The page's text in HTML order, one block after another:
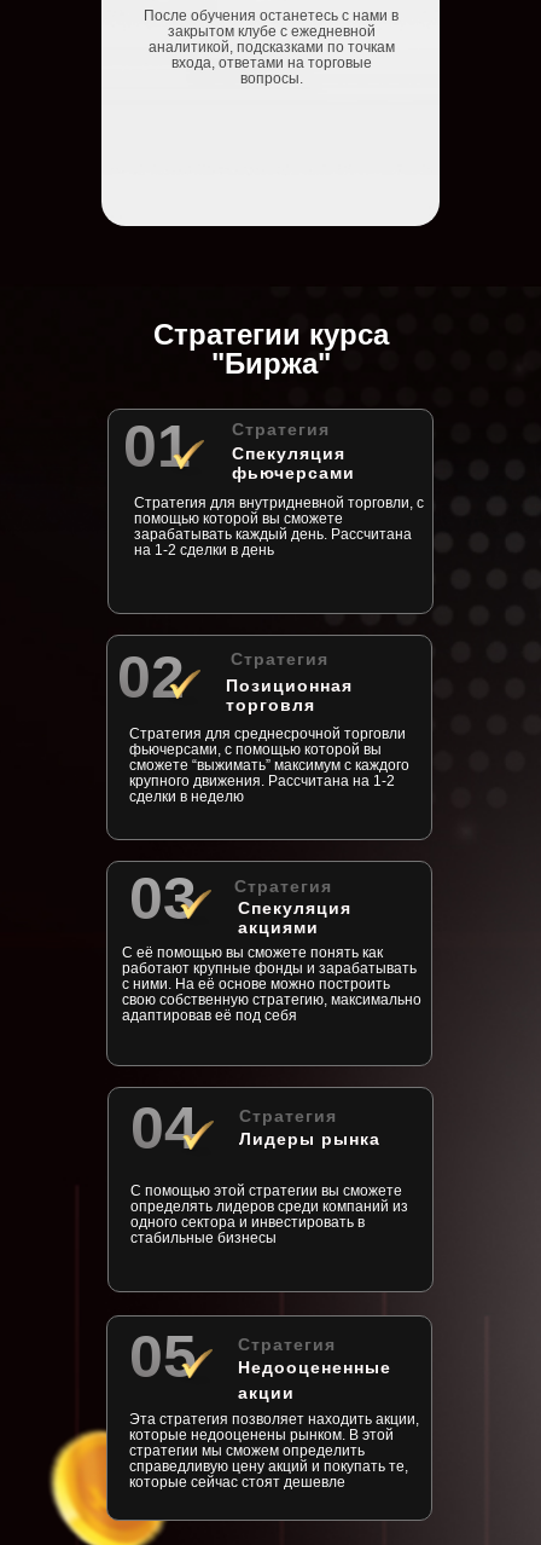
После обучения останетесь с нами в
закрытом клубе с ежедневной
аналитикой, подсказками по точкам
входа, ответами на торговые
вопросы.
Стратегия
Стратегия для внутридневной торговли, с
помощью которой вы сможете
зарабатывать каждый день. Рассчитана
на 1-2 сделки в день
Спекуляция
фьючерсами
01
Стратегия
С её помощью вы сможете понять как
работают крупные фонды и зарабатывать
с ними. На её основе можно построить
свою собственную стратегию, максимально
адаптировав её под себя
Спекуляция
акциями
03
Стратегия
С помощью этой стратегии вы сможете
определять лидеров среди компаний из
одного сектора и инвестировать в
стабильные бизнесы
Лидеры рынка
04
Стратегия для среднесрочной торговли
фьючерсами, с помощью которой вы
сможете “выжимать” максимум с каждого
крупного движения. Рассчитана на 1-2
сделки в неделю
Позиционная
торговля
02
Стратегия
Эта стратегия позволяет находить акции,
которые недооценены рынком. В этой
стратегии мы сможем определить
справедливую цену акций и покупать те,
которые сейчас стоят дешевле
Недооцененные
акции
05
Стратегии курса
"Биржа"
Стратегия